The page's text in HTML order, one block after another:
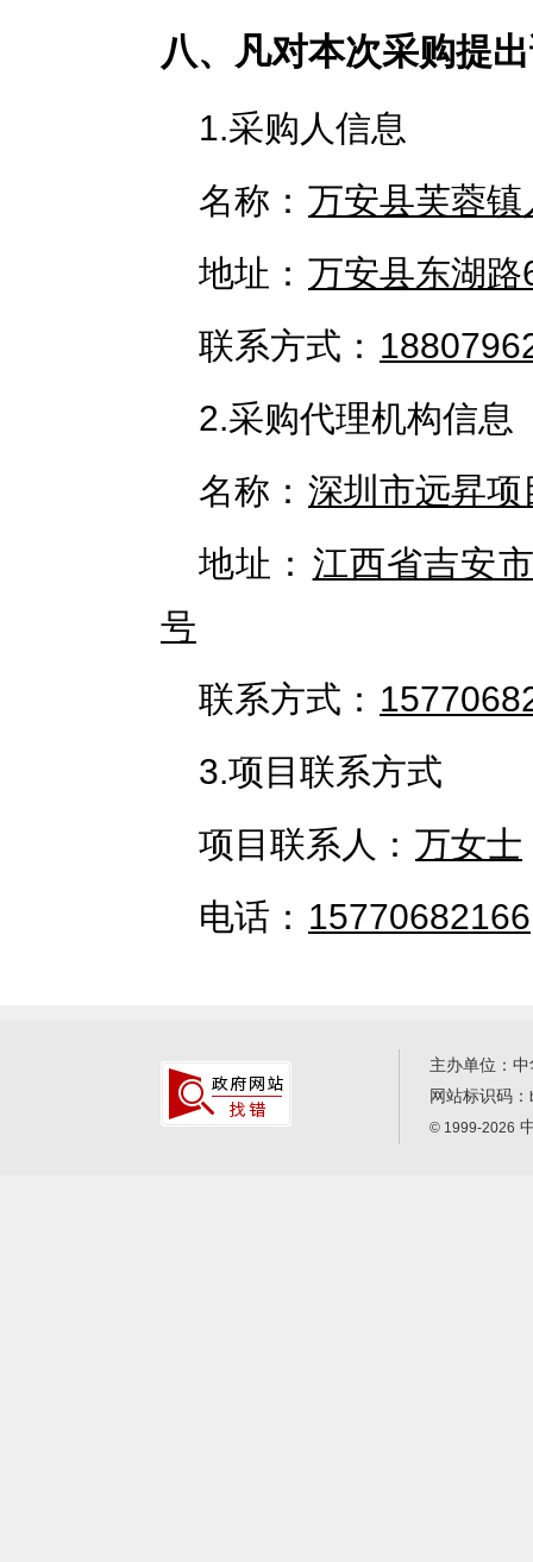
八、凡对本次采购提
1.采购人信息
名称： 万安县芙蓉镇
地址： 万安县东湖路
联系方式：
2.采购代理机构信息
名称： 深圳市远昇
地址： 江西省吉安
号
联系方式：
3.项目联系方式
项目联系人： 万女士
电话： 15770682166
主办单位：
网站标识码：
© 1999-2026